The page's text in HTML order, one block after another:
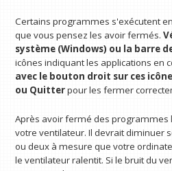
Certains programmes s'exécutent
que vous pensez les avoir fermés.
système (Windows) ou la barre
icônes indiquant les applications en
avec le bouton droit sur ces
ou Quitterpour les fermer
Après avoir fermé des programmes
votre ventilateur. Il devrait diminuer
ou deux à mesure que votre
le ventilateur ralentit. Si le bruit du